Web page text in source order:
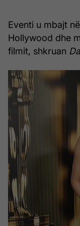
Eventi u mbajt
Hollywood dhe
filmit, shkruan